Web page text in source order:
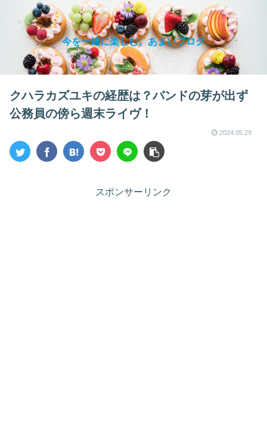
今を一緒に楽しむ。あまいブログ
クハラカズユキの経歴は？バンドの芽が出ず
公務員の傍ら週末ライヴ！
2024.05.29
スポンサーリンク